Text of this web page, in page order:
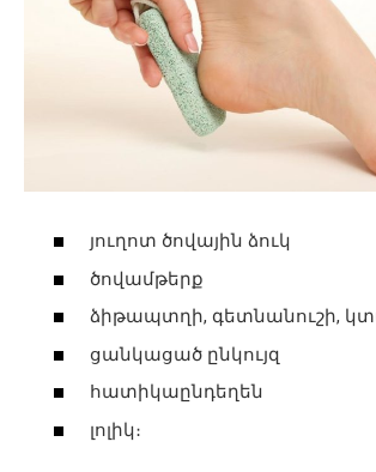
յուղոտ ծովային ձուկ
ծովամթերք
ձիթապտղի, գետնանուշի,
ցանկացած ընկույզ
հատիկաընդեղեն
լոլիկ։